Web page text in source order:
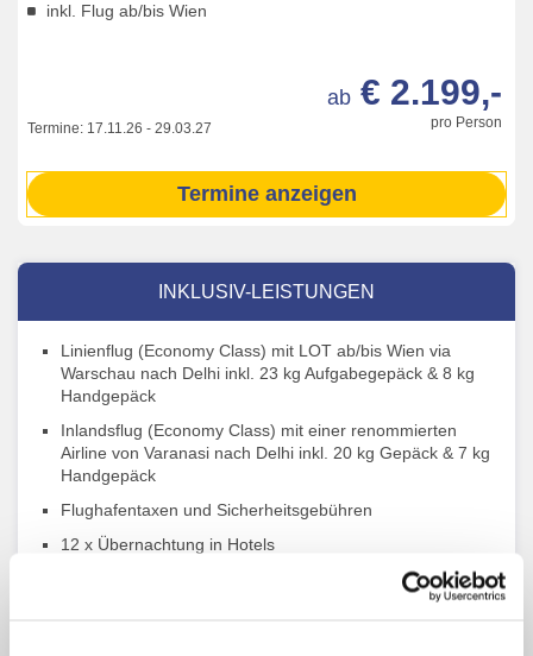
inkl. Flug ab/bis Wien
Termine: 17.11.26 - 29.03.27 pro Person
ab € 2.199,-
Termine anzeigen
INKLUSIV-LEISTUNGEN
Linienflug (Economy Class) mit LOT ab/bis Wien via
Warschau nach Delhi inkl. 23 kg Aufgabegepäck & 8 kg
Handgepäck
Inlandsflug (Economy Class) mit einer renommierten
Airline von Varanasi nach Delhi inkl. 20 kg Gepäck & 7 kg
Handgepäck
Flughafentaxen und Sicherheitsgebühren
12 x Übernachtung in Hotels